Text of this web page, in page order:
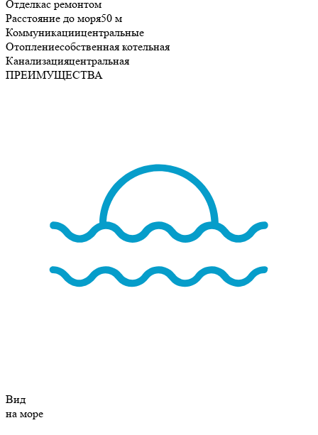
Отделкас ремонтом
Расстояние до моря50 м
Коммуникациицентральные
Отоплениесобственная котельная
Канализацияцентральная
ПРЕИМУЩЕСТВА
Вид
на море